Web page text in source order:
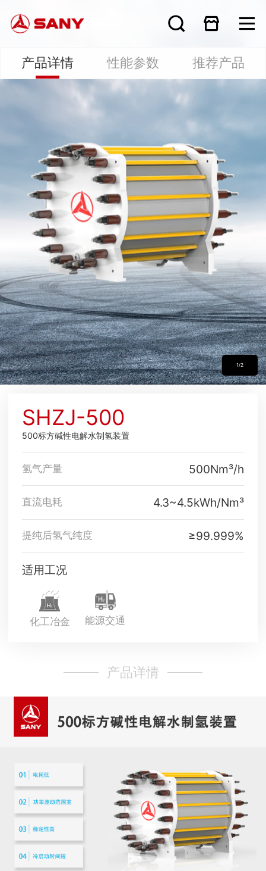
1/2
SHZJ-500
500标方碱性电解水制氢装置
氢气产量 500Nm³/h
直流电耗 4.3~4.5kWh/Nm³
提纯后氢气纯度 ≥99.999%
适用工况
化工冶金 能源交通
产品详情 性能参数 推荐产品
产品详情